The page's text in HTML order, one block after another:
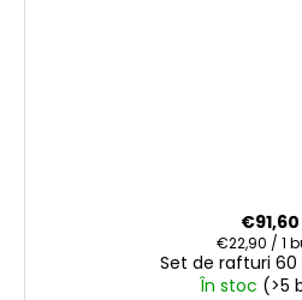
Set de rafturi
În stoc (>5
€91,60
Evaluare
preţ:
€22,90 / 1